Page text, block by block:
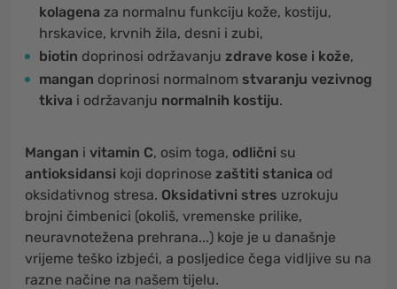
kolagena za normalnu funkciju kože, kostiju,
hrskavice, krvnih žila, desni i zubi,
biotin doprinosi održavanju zdrave kose i kože,
mangan doprinosi normalnom stvaranju vezivnog
tkiva i održavanju normalnih kostiju.
Mangan i vitamin C, osim toga, odlični su
antioksidansi koji doprinose zaštiti stanica od
oksidativnog stresa. Oksidativni stres uzrokuju
brojni čimbenici (okoliš, vremenske prilike,
neuravnotežena prehrana...) koje je u današnje
vrijeme teško izbjeći, a posljedice čega vidljive su na
razne načine na našem tijelu.